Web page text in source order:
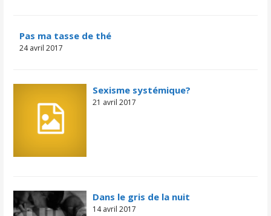
​​​​Pas ma tasse de thé
24 avril 2017
Sexisme systémique?
21 avril 2017
Dans le gris de la nuit
14 avril 2017